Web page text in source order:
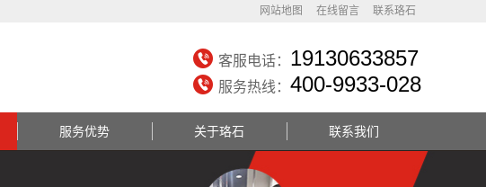
网站地图 在线留言 联系珞石
客服电话： 19130633857
服务热线： 400-9933-028
服务优势 关于珞石 联系我们